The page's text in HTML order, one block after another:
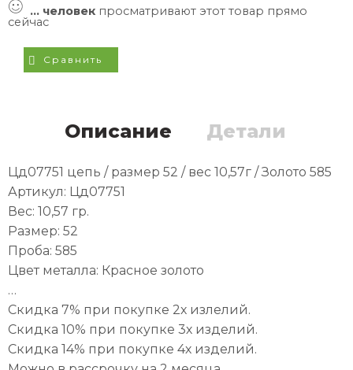
... человек просматривают этот товар прямо
сейчас
Сравнить
Описание Детали
Цд07751 цепь / размер 52 / вес 10,57г / Золото 585
Артикул: Цд07751
Вес: 10,57 гр.
Размер: 52
Проба: 585
Цвет металла: Красное золото
…
Скидка 7% при покупке 2х излелий.
Скидка 10% при покупке 3х изделий.
Скидка 14% при покупке 4х изделий.